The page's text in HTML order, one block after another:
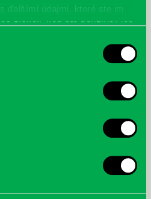
ďalšími údajmi, ktoré ste im
získali, keď ste používali ich